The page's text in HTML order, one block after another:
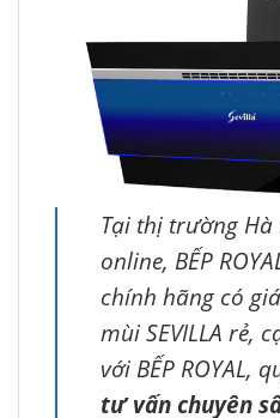
Tại thị trường
online, BẾP
chính hãng có
mùi SEVILLA rẻ,
với BẾP ROYAL,
tư vấn chuyên